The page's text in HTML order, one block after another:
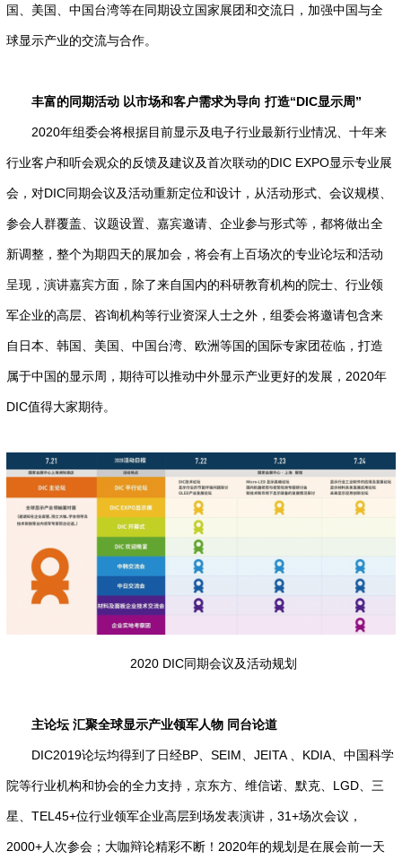
国、美国、中国台湾等在同期设立国家展团和交流日，加强中国与全
球显示产业的交流与合作。
丰富的同期活动 以市场和客户需求为导向 打造“DIC显示周”
2020年组委会将根据目前显示及电子行业最新行业情况、十年来
行业客户和听会观众的反馈及建议及首次联动的DIC EXPO显示专业展
会，对DIC同期会议及活动重新定位和设计，从活动形式、会议规模、
参会人群覆盖、议题设置、嘉宾邀请、企业参与形式等，都将做出全
新调整，整个为期四天的展加会，将会有上百场次的专业论坛和活动
呈现，演讲嘉宾方面，除了来自国内的科研教育机构的院士、行业领
军企业的高层、咨询机构等行业资深人士之外，组委会将邀请包含来
自日本、韩国、美国、中国台湾、欧洲等国的国际专家团莅临，打造
属于中国的显示周，期待可以推动中外显示产业更好的发展，2020年
DIC值得大家期待。
2020 DIC同期会议及活动规划
主论坛 汇聚全球显示产业领军人物 同台论道
DIC2019论坛均得到了日经BP、SEIM、JEITA 、KDIA、中国科学
院等行业机构和协会的全力支持，京东方、维信诺、默克、LGD、三
星、TEL45+位行业领军企业高层到场发表演讲，31+场次会议，
2000+人次参会；大咖辩论精彩不断！2020年的规划是在展会前一天